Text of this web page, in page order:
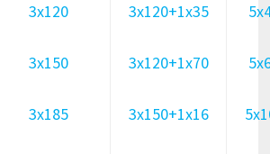
3х120
3х150
3х185
3х120+1х35
3х120+1х70
3х150+1х16